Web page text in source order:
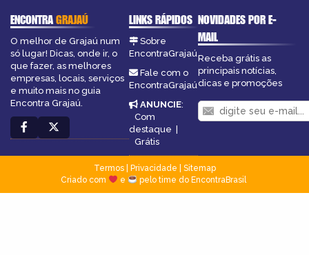
ENCONTRAGRAJAÚ
O melhor de Grajaú num
só lugar! Dicas, onde ir, o
que fazer, as melhores
empresas, locais, serviços
e muito mais no guia
Encontra Grajaú.
LINKS RÁPIDOS
Sobre
EncontraGrajaú
Fale com o
EncontraGrajaú
ANUNCIE:
Com
destaque |
Grátis
NOVIDADES POR E-
MAIL
Receba grátis as
principais notícias,
dicas e promoções
Termos| Privacidade
Sitemap
Criado com
e pelo time do EncontraBrasil